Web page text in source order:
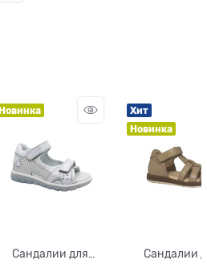
Новинка
Сандалии для
Хит
Новинка
Сандалии